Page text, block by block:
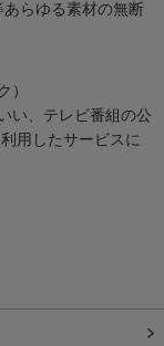
らゆる素材の無断
）
い、テレビ番組の公
用したサービスに